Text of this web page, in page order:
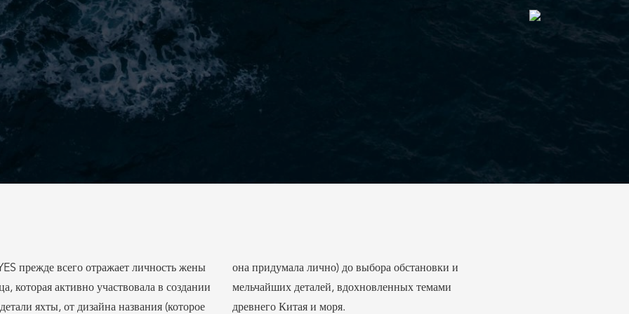
прежде всего отражает личность жены
которая активно участвовала в создании
яхты, от дизайна названия (которое
лично) до выбора обстановки и
деталей, вдохновленных темами
древнего Китая и моря.